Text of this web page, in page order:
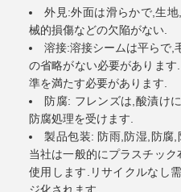
外見:外面は滑らかで,生
械的損傷などの欠陥がない.
溶接:溶接シームは平らで,
の省略がない必要がありま
準を満たす必要があります.
防腐: フレンズは,酸漬け
防腐処理を受けます.
製品包装: 防雨,防湿,防腐,
当社は一般的にプラスチッ
使用します.リサイクルなし